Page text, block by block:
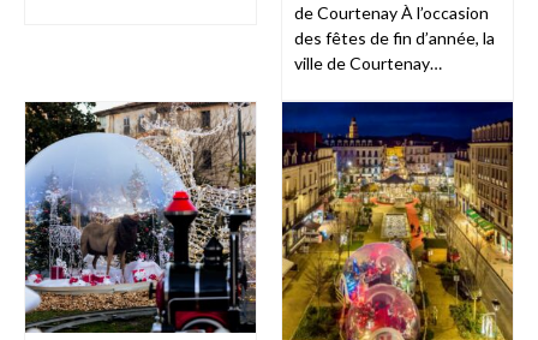
de Courtenay À l’occasion
des fêtes de fin d’année, la
ville de Courtenay…